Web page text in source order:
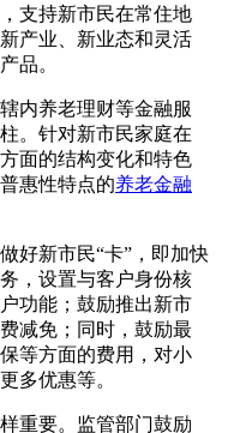
支持新市民在常住地
产业、新业态和灵活
品。
内养老理财等金融服
。针对新市民家庭在
面的结构变化和特色
惠性特点的养老金融
好新市民“卡”，即加快
，设置与客户身份核
功能；鼓励推出新市
减免；同时，鼓励最
等方面的费用，对小
多优惠等。
重要。监管部门鼓励